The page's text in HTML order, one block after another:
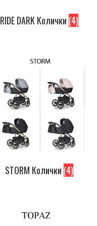
RIDE DARK Колички (4)
STORM Колички (4)